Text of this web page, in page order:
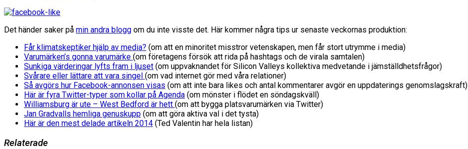
Det händer saker på min andra blogg om du inte visste det. Här kommer några tips ur senaste veckornas produktion:
Får klimatskeptiker hjälp av media? (om att en minoritet misstror vetenskapen, men får stort utrymme i media)
Varumärken’s gonna varumärke (om företagens försök att rida på hashtags och de virala samtalen)
Sunkiga värderingar lyfts fram i ljuset (om uppvaknandet för Silicon Valleys kollektiva medvetande i jämställdhetsfrågor)
Svårare eller lättare att vara singel (om vad internet gör med våra relationer)
Så avgörs hur Facebook-annonsen visas (om att inte bara likes och antal kommentarer avgör en uppdaterings genomslagskraft)
Här är fyra Twitter-typer som kollar på Agenda (om mönster i flödet en söndagskväll)
Williamsburg är ute – West Bedford är hett (om att bygga platsvarumärken via Twitter)
Jan Gradvalls hemliga genuskupp (om att göra aktiva val i det tysta)
Här är den mest delade artikeln 2014 (Ted Valentin har hela listan)
Relaterade